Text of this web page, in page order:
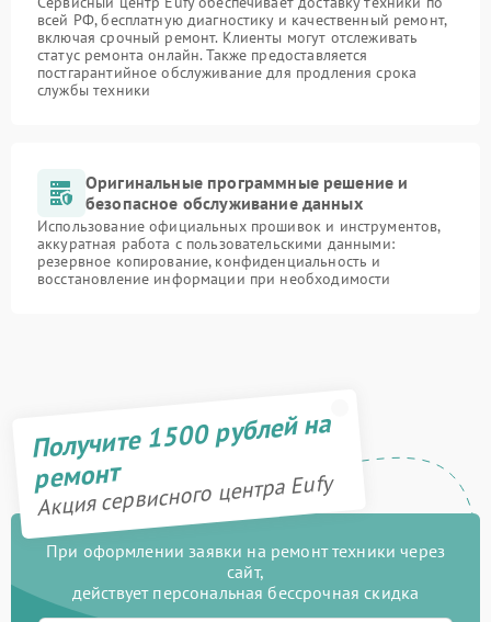
всей РФ, бесплатную диагностику и качественный ремонт,
включая срочный ремонт. Клиенты могут отслеживать
статус ремонта онлайн. Также предоставляется
постгарантийное обслуживание для продления срока
службы техники
Оригинальные программные решение и
безопасное обслуживание данных
Использование официальных прошивок и инструментов,
аккуратная работа с пользовательскими данными:
резервное копирование, конфиденциальность и
восстановление информации при необходимости
Получите 1500 рублей на
ремонт
Акция сервисного центра Eufy
При оформлении заявки на ремонт техники через
сайт,
действует персональная бессрочная скидка